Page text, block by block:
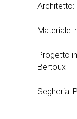
Architetto:
Materiale:
Progetto
Bertoux
Segheria: